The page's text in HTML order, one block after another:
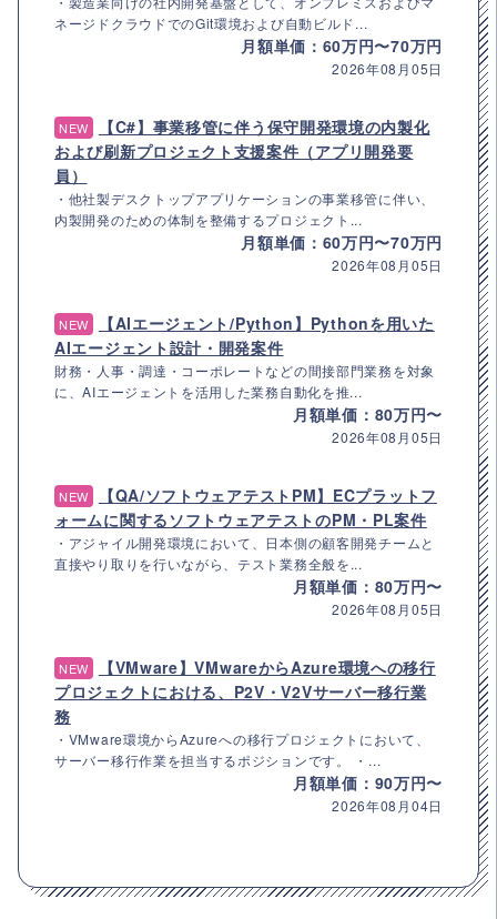
ネージドクラウドでのGit環境および自動ビルド...
月額単価：60万円〜70万円
2026年08月05日
NEW
【C#】事業移管に伴う保守開発環境の内製化
および刷新プロジェクト支援案件（アプリ開発要
員）
・他社製デスクトップアプリケーションの事業移管に伴い、
内製開発のための体制を整備するプロジェクト...
月額単価：60万円〜70万円
2026年08月05日
NEW
【AIエージェント/Python】Pythonを用いた
AIエージェント設計・開発案件
財務・人事・調達・コーポレートなどの間接部門業務を対象
に、AIエージェントを活用した業務自動化を推...
月額単価：80万円〜
2026年08月05日
NEW
【QA/ソフトウェアテストPM】ECプラットフ
ォームに関するソフトウェアテストのPM・PL案件
・アジャイル開発環境において、日本側の顧客開発チームと
直接やり取りを行いながら、テスト業務全般を...
月額単価：80万円〜
2026年08月05日
NEW
【VMware】VMwareからAzure環境への移行
プロジェクトにおける、P2V・V2Vサーバー移行業
務
・VMware環境からAzureへの移行プロジェクトにおいて、
サーバー移行作業を担当するポジションです。 ・...
月額単価：90万円〜
2026年08月04日